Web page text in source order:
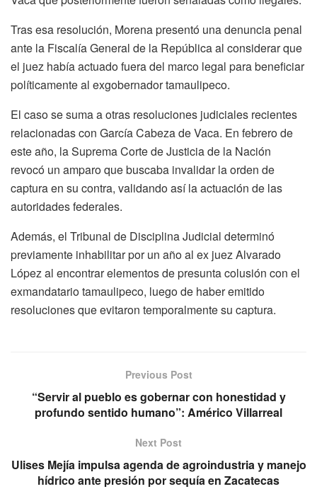
Tras esa resolución, Morena presentó una denuncia penal
ante la Fiscalía General de la República al considerar que
el juez había actuado fuera del marco legal para beneficiar
políticamente al exgobernador tamaulipeco.
El caso se suma a otras resoluciones judiciales recientes
relacionadas con García Cabeza de Vaca. En febrero de
este año, la Suprema Corte de Justicia de la Nación
revocó un amparo que buscaba invalidar la orden de
captura en su contra, validando así la actuación de las
autoridades federales.
Además, el Tribunal de Disciplina Judicial determinó
previamente inhabilitar por un año al ex juez Alvarado
López al encontrar elementos de presunta colusión con el
exmandatario tamaulipeco, luego de haber emitido
resoluciones que evitaron temporalmente su captura.
Previous Post
“Servir al pueblo es gobernar con honestidad y
profundo sentido humano”: Américo Villarreal
Next Post
Ulises Mejía impulsa agenda de agroindustria y manejo
hídrico ante presión por sequía en Zacatecas